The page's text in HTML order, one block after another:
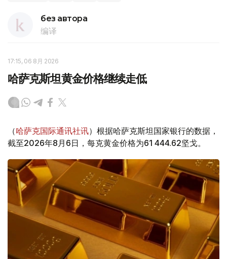
без автора
编译
17:15, 06 8月 2026
哈萨克斯坦黄金价格继续走低
（哈萨克国际通讯社讯）根据哈萨克斯坦国家银行的数据，
截至2026年8月6日，每克黄金价格为61 444.62坚戈。